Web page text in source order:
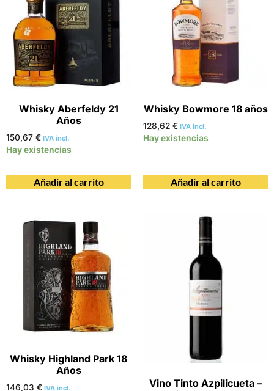
Whisky Aberfeldy 21
Años
150,67 € IVA incl.
Hay existencias
Añadir al carrito
Whisky Bowmore 18 años
128,62 € IVA incl.
Hay existencias
Añadir al carrito
Whisky Highland Park 18
Años
146,03 € IVA incl.
Vino Tinto Azpilicueta –